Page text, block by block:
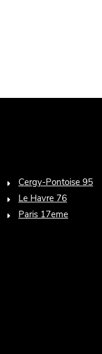
Cergy-Pontoise 95
Le Havre 76
Paris 17eme